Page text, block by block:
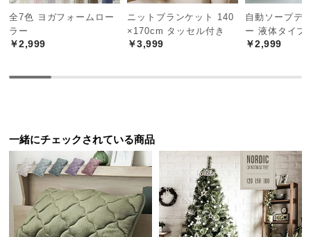
小
型
商
つ
い
て
開
梱
設
全7色 ヨガフォームロー
ラー
￥2,999
ニットブランケット 140
×170cm タッセル付き
￥3,999
自動ソープデ
ー 液体タイプ
￥2,999
一緒にチェックされている商品